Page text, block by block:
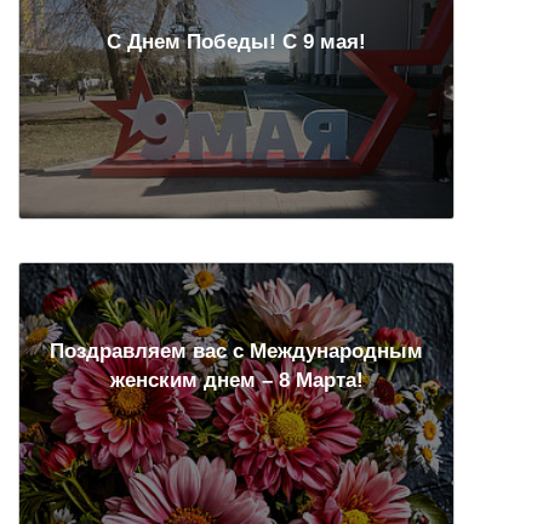
С Днем Победы! С 9 мая!
Поздравляем вас с Международным
женским днем – 8 Марта!